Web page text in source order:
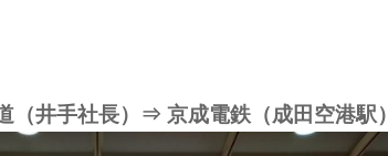
（井手社長）⇒ 京成電鉄（成田空港駅）